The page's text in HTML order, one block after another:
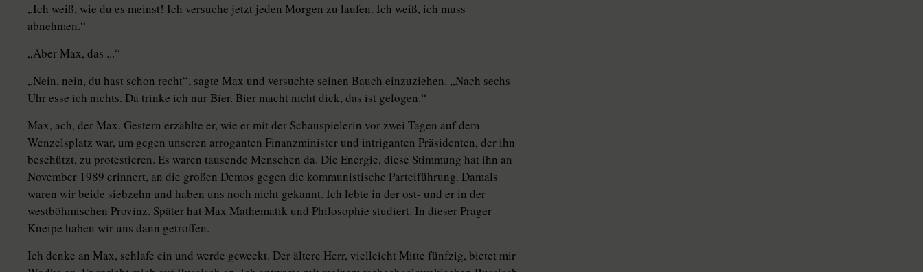
„Ich weiß, wie du es meinst! Ich versuche jetzt jeden Morgen zu laufen. Ich weiß, ich muss
abnehmen.“
„Aber Max, das ...“
„Nein, nein, du hast schon recht“, sagte Max und versuchte seinen Bauch einzuziehen. „Nach sechs
Uhr esse ich nichts. Da trinke ich nur Bier. Bier macht nicht dick, das ist gelogen.“
Max, ach, der Max. Gestern erzählte er, wie er mit der Schauspielerin vor zwei Tagen auf dem
Wenzelsplatz war, um gegen unseren arroganten Finanzminister und intriganten Präsidenten, der ihn
beschützt, zu protestieren. Es waren tausende Menschen da. Die Energie, diese Stimmung hat ihn an
November 1989 erinnert, an die großen Demos gegen die kommunistische Parteiführung. Damals
waren wir beide siebzehn und haben uns noch nicht gekannt. Ich lebte in der ost- und er in der
westböhmischen Provinz. Später hat Max Mathematik und Philosophie studiert. In dieser Prager
Kneipe haben wir uns dann getroffen.
Ich denke an Max, schlafe ein und werde geweckt. Der ältere Herr, vielleicht Mitte fünfzig, bietet mir